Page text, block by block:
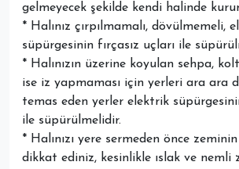
gelmeyecek şekilde kendi halinde
* Halınız çırpılmamalı, dövülmemeli,
süpürgesinin fırçasız uçları ile
* Halınızın üzerine koyulan sehpa,
ise iz yapmaması için yerleri ara ara
temas eden yerler elektrik
ile süpürülmelidir.
* Halınızı yere sermeden önce
dikkat ediniz, kesinlikle ıslak ve nemli